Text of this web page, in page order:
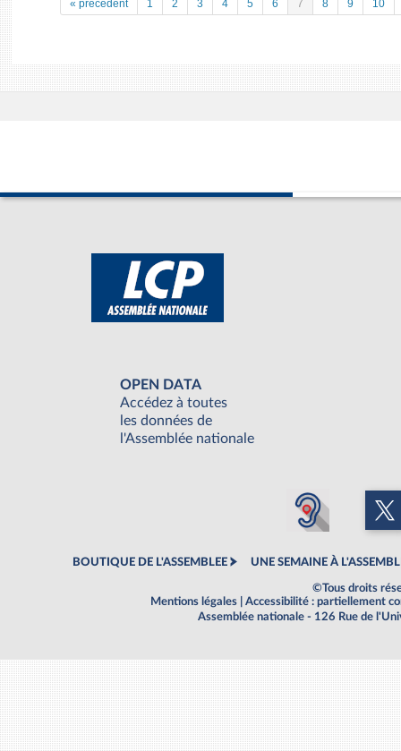
« précedent 1 2 3 4 5 6 7 8 9 10
OPEN DATA
Accédez à toutes
les données de
l'Assemblée nationale
BOUTIQUE DE L'ASSEMBLEE UNE SEMAINE À
©Tous droits
Mentions légales
Accessibilité : partiellement
Assemblée nationale - 126 Rue de